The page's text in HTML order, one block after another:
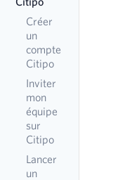
Créer
un
compte
Citipo
Inviter
mon
équipe
sur
Citipo
Lancer
un